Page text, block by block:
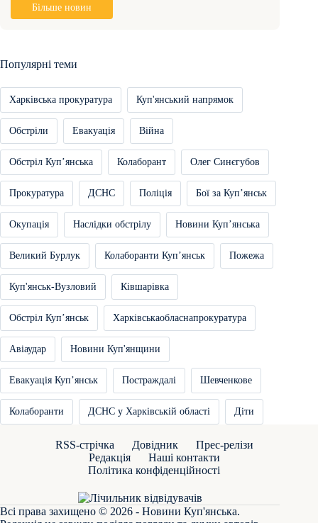
Більше новин
Популярні теми
Харківська прокуратура Куп'янський напрямок
Обстріли Евакуація Війна
Обстріл Купʼянська Колаборант Олег Синєгубов
Прокуратура ДСНС Поліція Бої за Купʼянськ
Окупація Наслідки обстрілу Новини Купʼянська
Великий Бурлук Колаборанти Купʼянськ Пожежа
Куп'янськ-Вузловий Ківшарівка
Обстріл Купʼянськ Харківськаобласнапрокуратура
Авіаудар Новини Куп'янщини
Евакуація Купʼянськ Постраждалі Шевченкове
Колаборанти ДСНС у Харківській області Діти
RSS-стрічка Довідник
Прес-релізи
Редакція
Наші контакти
Політика конфіденційності
Всі права захищено © 2026 - Новини Куп'янська.